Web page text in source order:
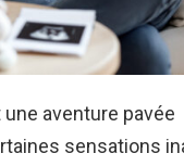
aventure pavée
sensations